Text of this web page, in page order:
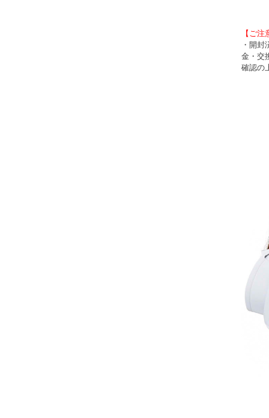
【ご注
・開
金・交
確認の